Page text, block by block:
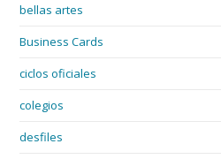
bellas artes
Business Cards
ciclos oficiales
colegios
desfiles